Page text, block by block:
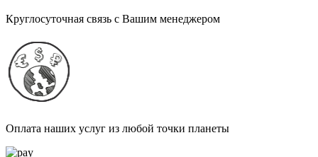
Круглосуточная связь с Вашим менеджером
Оплата наших услуг из любой точки планеты